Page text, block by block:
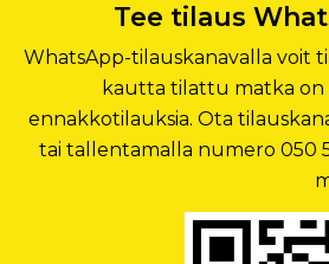
Tee tilaus
WhatsApp-tilauskanavalla voit
kautta tilattu matka on
ennakkotilauksia. Ota
tai tallentamalla numero 050